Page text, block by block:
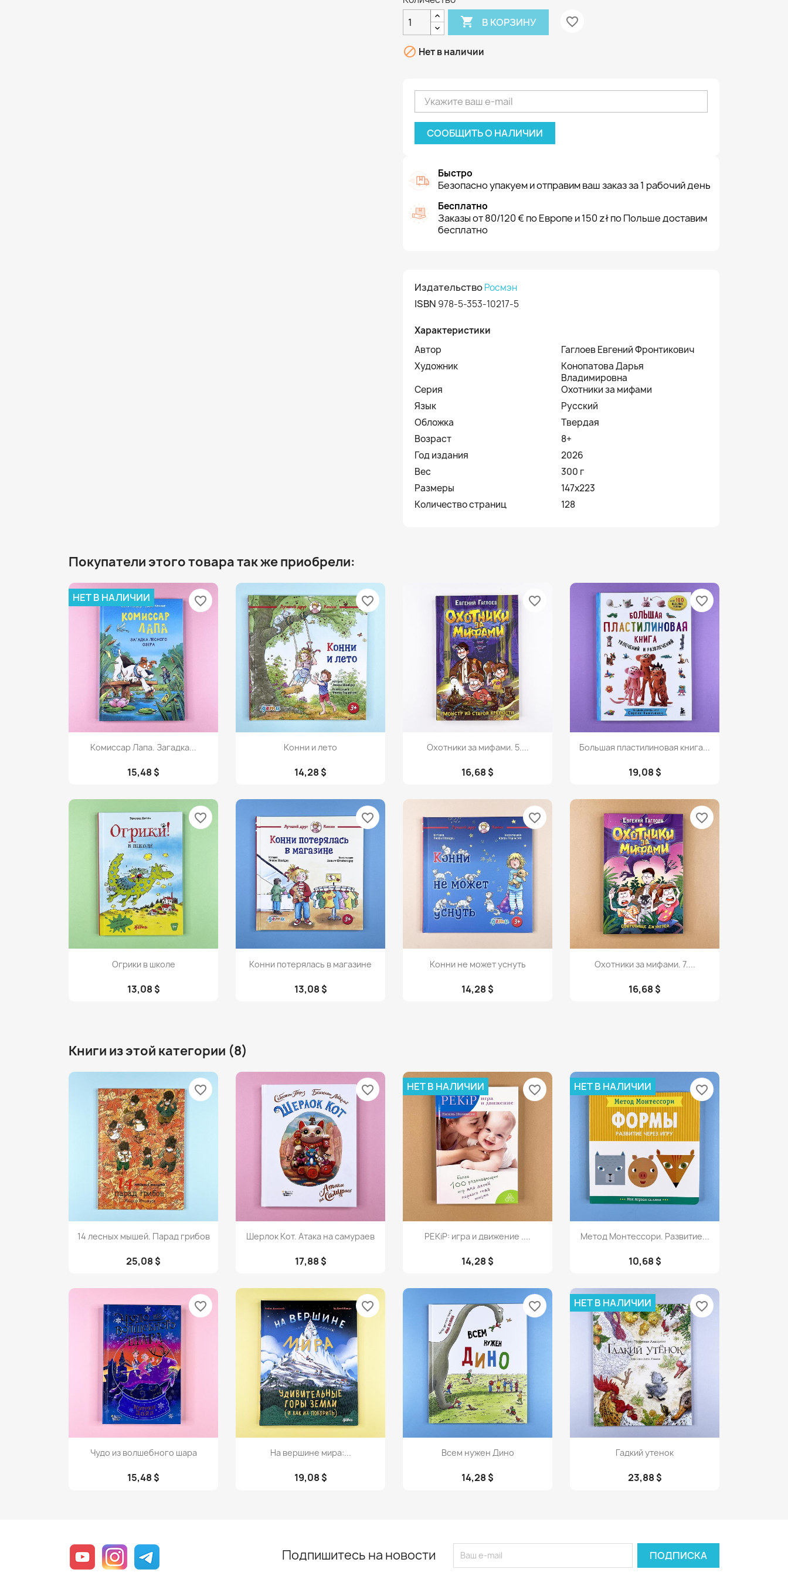
 В КОРЗИНУ favorite_border
 Нет в наличии
СООБЩИТЬ О НАЛИЧИИ
Быстро
Безопасно упакуем и отправим ваш заказ за 1 рабочий день
Бесплатно
Заказы от 80/120 € по Европе и 150 zł по Польше доставим
бесплатно
ИздательствоРосмэн
ISBN 978-5-353-10217-5
Характеристики
Автор
Гаглоев Евгений Фронтикович
Художник
Конопатова Дарья
Владимировна
Серия
Охотники за мифами
Язык
Русский
Обложка
Твердая
Возраст
8+
Год издания
2026
Вес
300 г
Размеры
147х223
Количество страниц
128
Покупатели этого товара так же приобрели:
Просмотр
Комиссар Лапа. Загадка...
15,48 $
НЕТ В НАЛИЧИИ favorite_border
Просмотр
Конни и лето
14,28 $
favorite_border
Просмотр
Охотники за мифами. 5....
16,68 $
favorite_border
Просмотр
Большая пластилиновая книга...
19,08 $
favorite_border
Просмотр
Огрики в школе
13,08 $
favorite_border
Просмотр
Конни потерялась в магазине
13,08 $
favorite_border
Просмотр
Конни не может уснуть
14,28 $
favorite_border
Просмотр
Охотники за мифами. 7....
16,68 $
favorite_border
Книги из этой категории (8)
Просмотр
14 лесных мышей. Парад грибов
25,08 $
favorite_border
Просмотр
Шерлок Кот. Атака на самураев
17,88 $
favorite_border
Просмотр
PEKiP: игра и движение ....
14,28 $
НЕТ В НАЛИЧИИ favorite_border
Просмотр
Метод Монтессори. Развитие...
10,68 $
НЕТ В НАЛИЧИИ favorite_border
Просмотр
Чудо из волшебного шара
15,48 $
favorite_border
Просмотр
На вершине мира:...
19,08 $
favorite_border
Просмотр
Всем нужен Дино
14,28 $
favorite_border
Просмотр
Гадкий утенок
23,88 $
НЕТ В НАЛИЧИИ favorite_border
YouTube Instagram Подпишитесь на новости